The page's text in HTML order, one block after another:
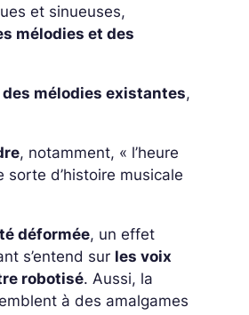
et sinueuses,
mélodies et des
des mélodies existantes,
, notamment, « l’heure
sorte d’histoire musicale
déformée, un effet
s’entend sur les voix
robotisé. Aussi, la
à des amalgames